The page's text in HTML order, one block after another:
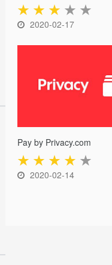
★ ★ ★ ★ ★
2020-02-17
Pay by Privacy.com
★ ★ ★ ★ ★
2020-02-14